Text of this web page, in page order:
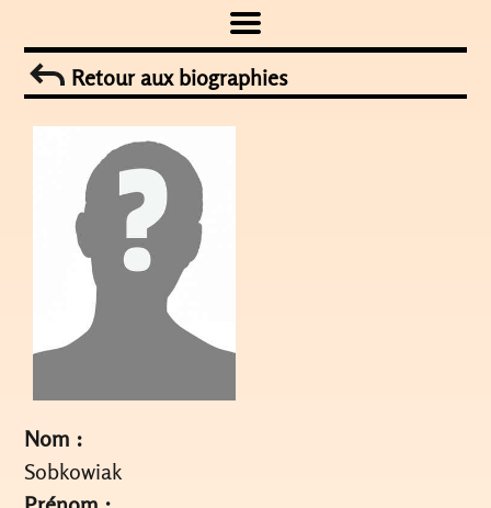
to
contentRetour aux biographies
Nom :
Sobkowiak